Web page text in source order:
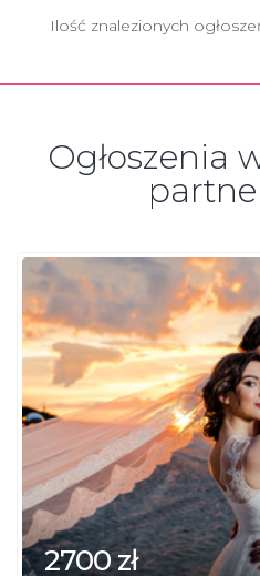
Ilość znalezionych
Ogłoszenia
2700 zł